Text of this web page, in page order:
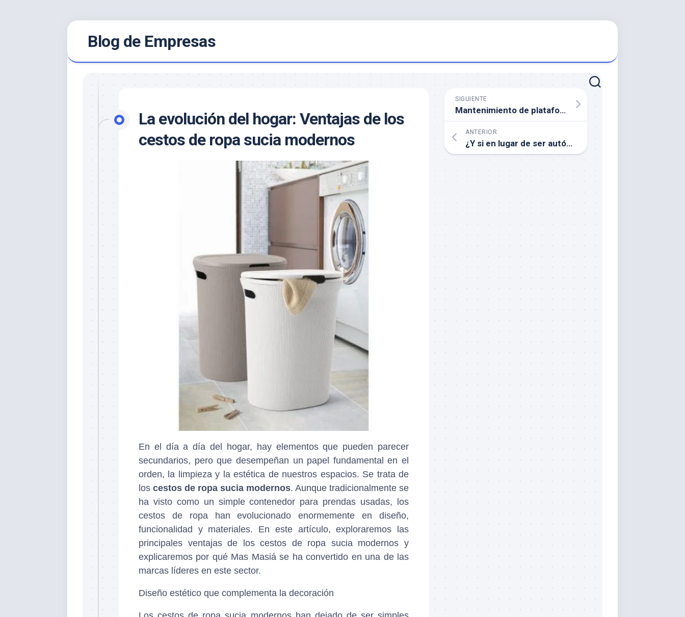
Blog de Empresas
La evolución del hogar: Ventajas de los
cestos de ropa sucia modernos
En el día a día del hogar, hay elementos que pueden parecer
secundarios, pero que desempeñan un papel fundamental en el
orden, la limpieza y la estética de nuestros espacios. Se trata de
los cestos de ropa sucia modernos. Aunque tradicionalmente se
ha visto como un simple contenedor para prendas usadas, los
cestos de ropa han evolucionado enormemente en diseño,
funcionalidad y materiales. En este artículo, exploraremos las
principales ventajas de los cestos de ropa sucia modernos y
explicaremos por qué Mas Masiá se ha convertido en una de las
marcas líderes en este sector.
Diseño estético que complementa la decoración
SIGUIENTE
Mantenimiento de plataformas flotantes: consejos para alargar su vida útil
ANTERIOR
¿Y si en lugar de ser autónomo, montas una Sociedad Limitada Unipersonal?